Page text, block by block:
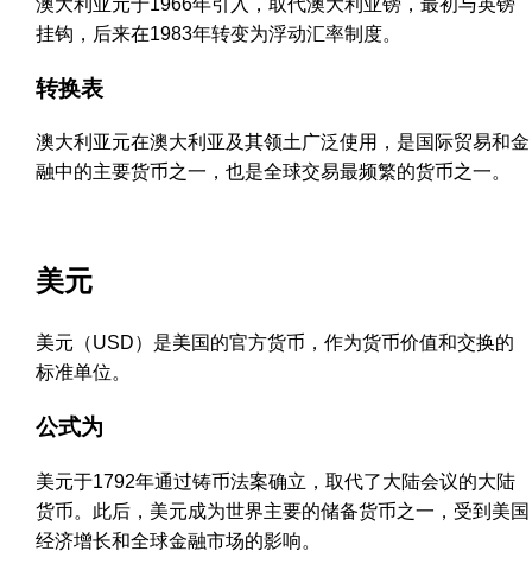
挂钩，后来在1983年转变为浮动汇率制度。
转换表
澳大利亚元在澳大利亚及其领土广泛使用，是国际贸易和金
融中的主要货币之一，也是全球交易最频繁的货币之一。
美元
美元（USD）是美国的官方货币，作为货币价值和交换的
标准单位。
公式为
美元于1792年通过铸币法案确立，取代了大陆会议的大陆
货币。此后，美元成为世界主要的储备货币之一，受到美国
经济增长和全球金融市场的影响。